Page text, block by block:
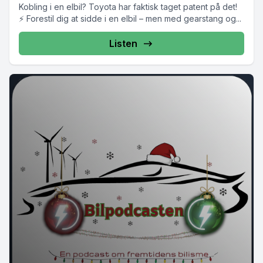
Kobling i en elbil? Toyota har faktisk taget patent på det!
⚡ Forestil dig at sidde i en elbil – men med gearstang og...
Listen